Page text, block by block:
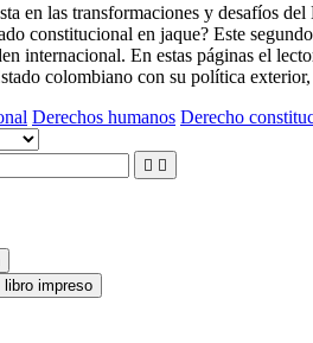
en las transformaciones y desafíos
constitucional en jaque? Este
internacional. En estas páginas el
colombiano con su política exterior,
Derechos humanos Derecho
 
libro impreso